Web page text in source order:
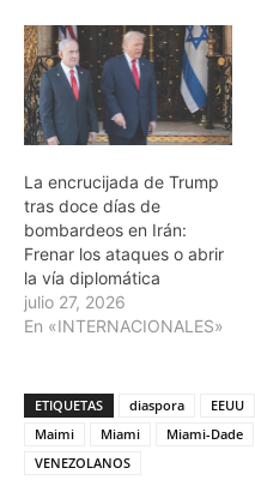
La encrucijada de Trump
tras doce días de
bombardeos en Irán:
Frenar los ataques o abrir
la vía diplomática
julio 27, 2026
En «INTERNACIONALES»
ETIQUETAS diaspora EEUU
Maimi
Miami Miami-Dade
VENEZOLANOS